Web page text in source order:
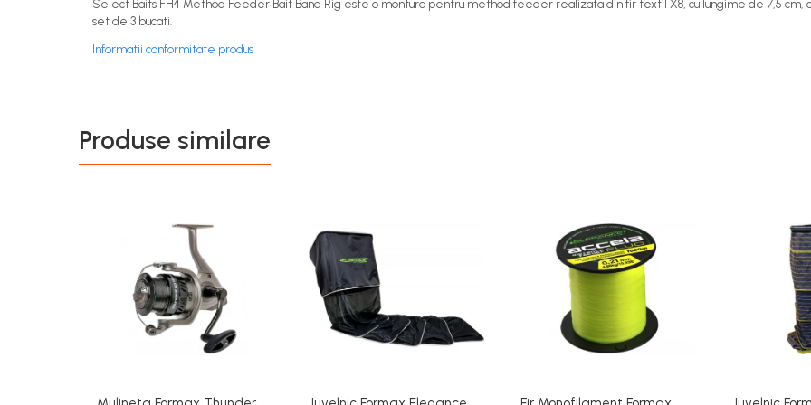
Select Baits FH4 Method Feeder Bait Band Rig este o montura pentru method feeder realizata din fir textil X8, cu lungime de 7,5 cm,
set de 3 bucati.
Informatii conformitate produs
Produse similare